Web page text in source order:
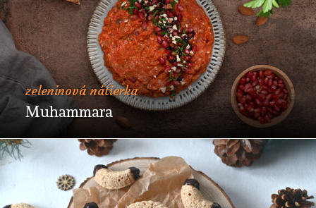
zeleninová nátierka
Muhammara